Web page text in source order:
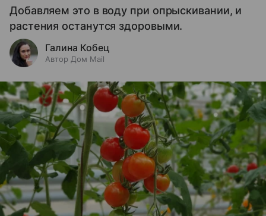
Добавляем это в воду при опрыскивании, и
растения останутся здоровыми.
Галина Кобец
Автор Дом Mail